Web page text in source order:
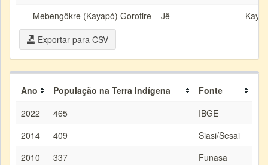
Mebengôkre (Kayapó) Gorotire
Jê
Exportar para CSV
Ano População na Terra Indígena
Fonte
2022
465
IBGE
2014
409
Siasi/Sesai
2010
337
Funasa